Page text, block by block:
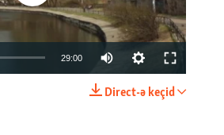
29:00
Direct-ə keçid